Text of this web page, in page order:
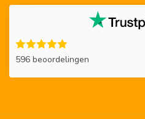
596 beoordelingen